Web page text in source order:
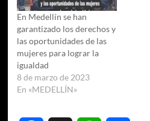
En Medellín se han
garantizado los derechos y
las oportunidades de las
mujeres para lograr la
igualdad
8 de marzo de 2023
En «MEDELLÍN»